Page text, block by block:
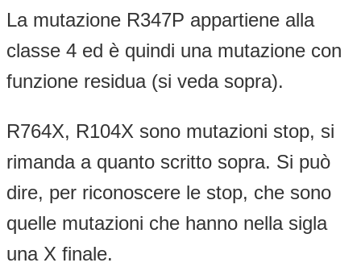
La mutazione R347P appartiene alla
classe 4 ed è quindi una mutazione con
funzione residua (si veda sopra).
R764X, R104X sono mutazioni stop, si
rimanda a quanto scritto sopra. Si può
dire, per riconoscere le stop, che sono
quelle mutazioni che hanno nella sigla
una X finale.